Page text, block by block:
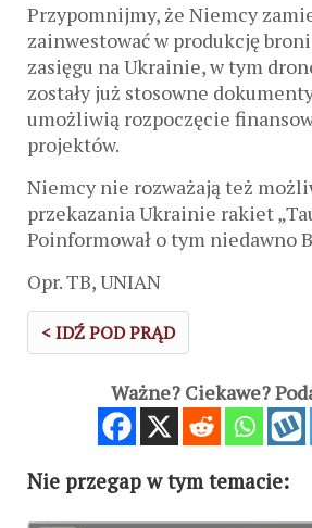
Przypomnijmy, że Niemcy
zainwestować w produkcję
zasięgu na Ukrainie, w tym
zostały już stosowne
umożliwią rozpoczęcie
projektów.
Niemcy nie rozważają też
przekazania Ukrainie rakiet
Poinformował o tym niedawno
Opr. TB, UNIAN
< IDŹ POD PRĄD
Ważne? Ciekawe?
Nie przegap w tym temacie: